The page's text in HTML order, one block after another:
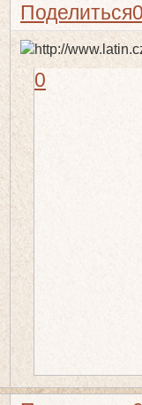
Поделиться
0